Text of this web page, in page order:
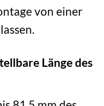
von einer
Länge des